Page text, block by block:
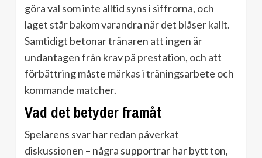
göra val som inte alltid syns i siffrorna, och
laget står bakom varandra när det blåser kallt.
Samtidigt betonar tränaren att ingen är
undantagen från krav på prestation, och att
förbättring måste märkas i träningsarbete och
kommande matcher.
Vad det betyder framåt
Spelarens svar har redan påverkat
diskussionen – några supportrar har bytt ton,